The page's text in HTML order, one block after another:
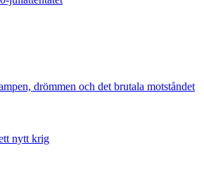
drömmen och det brutala motståndet
nytt krig